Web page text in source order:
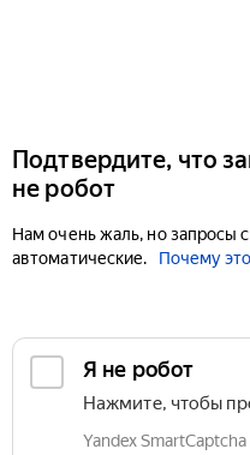
Подтвердите, что
не робот
Нам очень жаль, но запросы
автоматические.
Почему